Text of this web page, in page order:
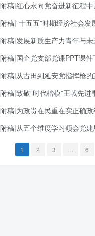
附稿|红心永向党奋进新征程中国共产党成立105周年专题
附稿|”十五五”时期经济社会发展的战略任务和重大举措完整版党团思政宣
附稿|发展新质生产力青年与未来产业思政课公开课完
附稿|国企党支部党课PPT课件下载学习贯彻七一重要讲
附稿|从古田到延安党指挥枪的政治智慧建军节机关单位党
附稿|致敬“时代楷模”王戟先进事迹介绍思政
附稿|为政贵在民重在实正确政绩观专
附稿|从五个维度学习领会党建思想专题党课PPT课
1 2 3 6